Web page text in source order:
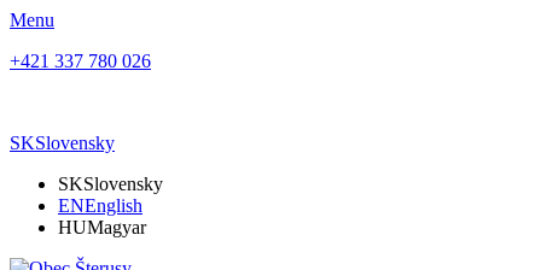
Menu
+421 337 780 026
SKSlovensky
SKSlovensky
ENEnglish
HUMagyar